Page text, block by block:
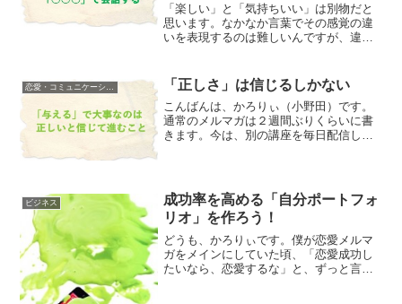
「楽しい」と「気持ちいい」は別物だと
思います。なかなか言葉でその感覚の違
いを表現するのは難しいんですが、違う
＝＝＝＝＝「楽しい」と感じるときは、
コミュニケーションが上手...
「正しさ」は信じるしかない
こんばんは、かろりぃ（小野田）です。
通常のメルマガは２週間ぶりくらいに書
きます。今は、別の講座を毎日配信して
で、昨日は「与える」...
ビジネス
成功率を高める「自分ポートフォ
リオ」を作ろう！
どうも、かろりぃです。僕が恋愛メルマ
ガをメインにしていた頃、「恋愛成功し
たいなら、恋愛するな」と、ずっと言っ